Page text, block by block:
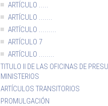
ARTÍCULO .....
ARTÍCULO .......
ARTÍCULO .........
ARTÍCULO 7
ARTÍCULO ........
TITULO II DE LAS OFICINAS DE
MINISTERIOS
ARTÍCULOS TRANSITORIOS
PROMULGACIÓN